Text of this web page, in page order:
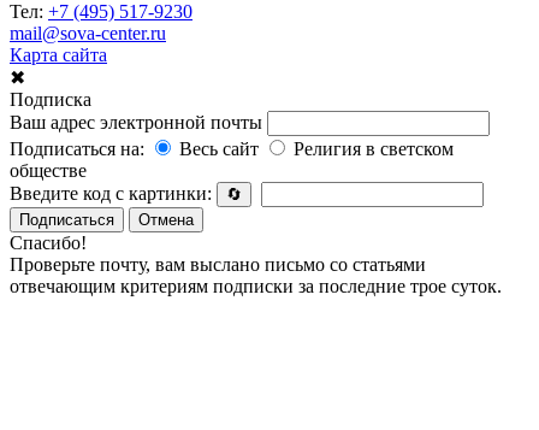
Тел: +7 (495) 517-9230
mail@sova-center.ru
Карта сайта
✖
Подписка
Ваш адрес электронной почты
Подписаться на:
Весь сайт
Религия в светском
обществе
Введите код с картинки:
🔄
Подписаться
Отмена
Спасибо!
Проверьте почту, вам выслано письмо со статьями
отвечающим критериям подписки за последние трое суток.